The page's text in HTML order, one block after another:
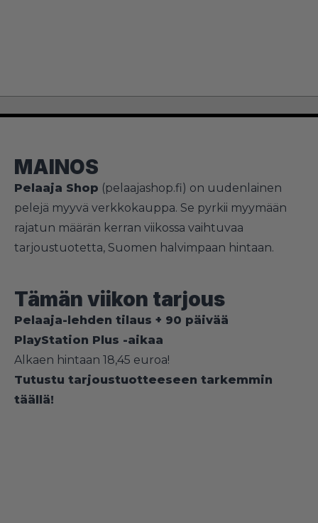
MAINOS
Pelaaja Shop (pelaajashop.fi) on uudenlainen
pelejä myyvä verkkokauppa. Se pyrkii myymään
rajatun määrän kerran viikossa vaihtuvaa
tarjoustuotetta, Suomen halvimpaan hintaan.
Tämän viikon tarjous
Pelaaja-lehden tilaus + 90 päivää
PlayStation Plus -aikaa
Alkaen hintaan 18,45 euroa!
Tutustu tarjoustuotteeseen tarkemmin
täällä!